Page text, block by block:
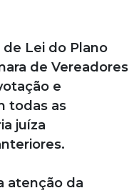
Lei do Plano
de Vereadores
e
todas as
juíza
atenção da